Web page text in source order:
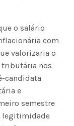
o salário
com
valorizaria o
tributária nos
candidata
e
semestre
legitimidade